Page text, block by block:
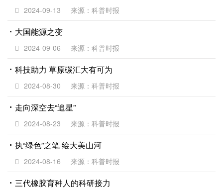
2024-09-13 来源：科普时报
大国能源之变
2024-09-06 来源：科普时报
科技助力 草原碳汇大有可为
2024-08-30 来源：科普时报
走向深空去“追星”
2024-08-23 来源：科普时报
执“绿色”之笔 绘大美山河
2024-08-16 来源：科普时报
三代橡胶育种人的科研接力